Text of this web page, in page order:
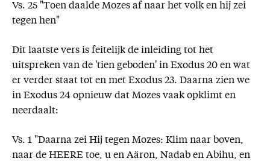
Vs. 25 "Toen daalde Mozes af naar het volk en hij zei
tegen hen"
Dit laatste vers is feitelijk de inleiding tot het
uitspreken van de 'tien geboden' in Exodus 20 en wat
er verder staat tot en met Exodus 23. Daarna zien we
in Exodus 24 opnieuw dat Mozes vaak opklimt en
neerdaalt:
Vs. 1 "Daarna zei Hij tegen Mozes: Klim naar boven,
naar de HEERE toe, u en Aäron, Nadab en Abihu, en